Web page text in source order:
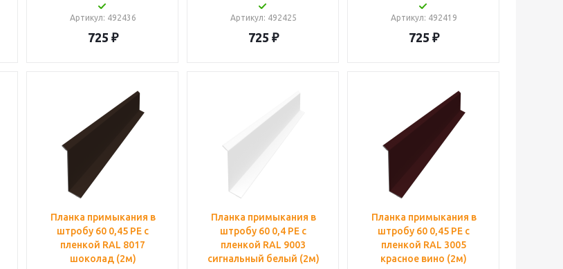
Артикул: 492436
725 ₽
Артикул: 492425
725 ₽
Артикул: 492419
725 ₽
Планка примыкания в
штробу 60 0,45 PE с
пленкой RAL 8017
шоколад (2м)
Планка примыкания в
штробу 60 0,4 PE с
пленкой RAL 9003
сигнальный белый (2м)
Планка примыкания в
штробу 60 0,45 PE с
пленкой RAL 3005
красное вино (2м)